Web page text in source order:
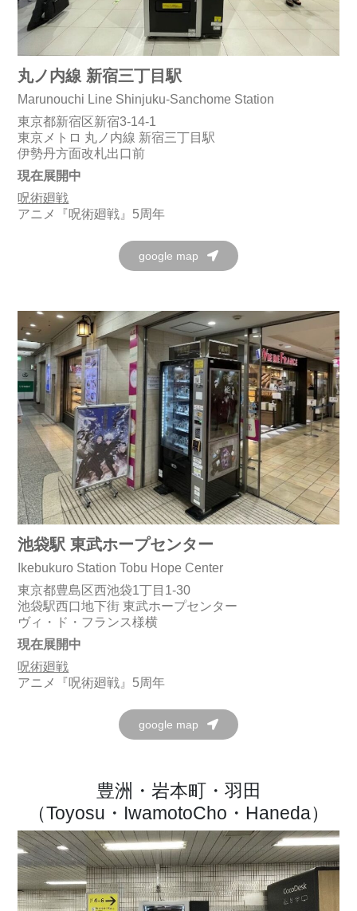
丸ノ内線 新宿三丁目駅
Marunouchi Line Shinjuku-Sanchome Station
東京都新宿区新宿3-14-1
東京メトロ 丸ノ内線 新宿三丁目駅
伊勢丹方面改札出口前
現在展開中
呪術廻戦
アニメ『呪術廻戦』5周年
google map
池袋駅 東武ホープセンター
Ikebukuro Station Tobu Hope Center
東京都豊島区西池袋1丁目1-30
池袋駅西口地下街 東武ホープセンター
ヴィ・ド・フランス様横
現在展開中
呪術廻戦
アニメ『呪術廻戦』5周年
google map
豊洲・岩本町・羽田
（Toyosu・IwamotoCho・Haneda）